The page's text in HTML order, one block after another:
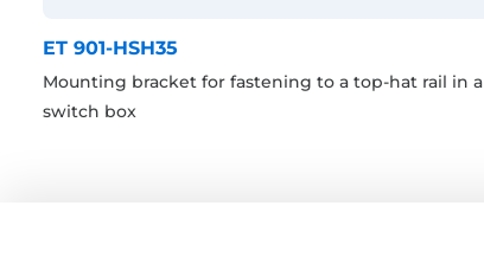
ET 901-HSH35
Mounting bracket for fastening to a top-hat rail in a
switch box